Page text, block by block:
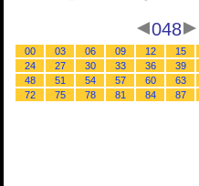
048
00 03 06 09 12 15
24
27 30 33 36 39
48
51 54 57 60 63
72
75 78 81 84 87